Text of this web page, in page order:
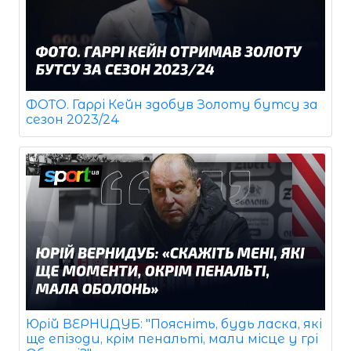
ФОТО. Гаррі Кейн здобув Золоту бутсу за
сезон 2023/24
Юрій ВЕРНИДУБ: "Поясніть, будь ласка, які
ще епізоди, крім пенальті, мали місце у грі